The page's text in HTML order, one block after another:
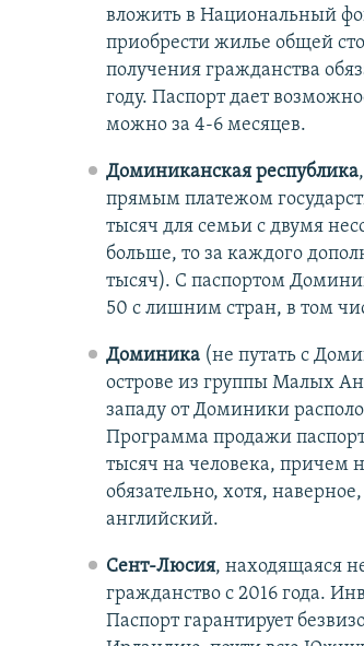
вложить в Национальный
приобрести жилье общей
получения гражданства
году. Паспорт дает
можно за 4-6 месяцев.
Доминиканская республика
прямым платежом
тысяч для семьи с двумя
больше, то за каждого
тысяч). С паспортом
50 с лишним стран, в том
Доминика(не путать с
острове из группы Малых
западу от Доминики
Программа продажи
тысяч на человека, причем
обязательно, хотя,
английский.
Сент-Люсия, находящаяся
гражданство с 2016 года.
Паспорт гарантирует